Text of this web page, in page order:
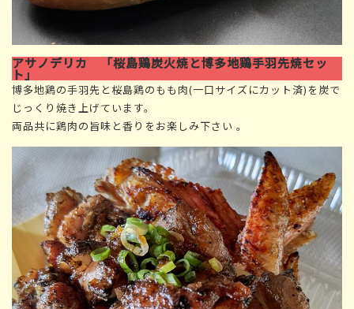
アサノデリカ 「桜島鶏炭火焼と博多地鶏手羽先焼セッ
ト」
博多地鶏の手羽先と桜島鶏のもも肉(一口サイズにカット済)を炭で
じっくり焼き上げています。
両品共に鶏肉の旨味と香りをお楽しみ下さい 。